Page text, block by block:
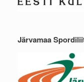
Järvamaa